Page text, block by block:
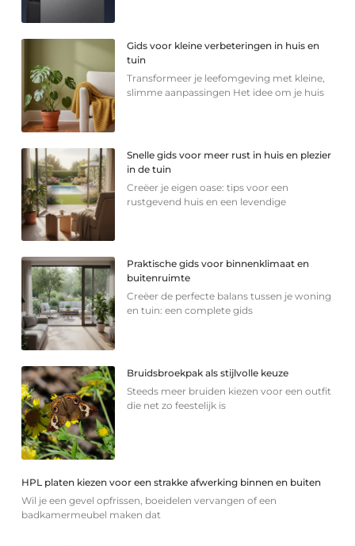
Gids voor kleine verbeteringen in huis en
tuin
Transformeer je leefomgeving met kleine,
slimme aanpassingen Het idee om je huis
Snelle gids voor meer rust in huis en plezier
in de tuin
Creëer je eigen oase: tips voor een
rustgevend huis en een levendige
Praktische gids voor binnenklimaat en
buitenruimte
Creëer de perfecte balans tussen je woning
en tuin: een complete gids
Bruidsbroekpak als stijlvolle keuze
Steeds meer bruiden kiezen voor een outfit
die net zo feestelijk is
HPL platen kiezen voor een strakke afwerking binnen en buiten
Wil je een gevel opfrissen, boeidelen vervangen of een
badkamermeubel maken dat